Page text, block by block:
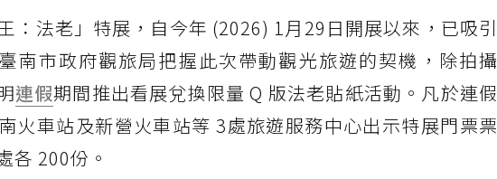
王：法老」特展，自今年 (2026) 1月29日開展以來，已吸引
南市政府觀旅局把握此次帶動觀光旅遊的契機，除拍攝
連假期間推出看展兌換限量 Q 版法老貼紙活動。凡於連假
火車站及新營火車站等 3處旅遊服務中心出示特展門票票
各 200份。